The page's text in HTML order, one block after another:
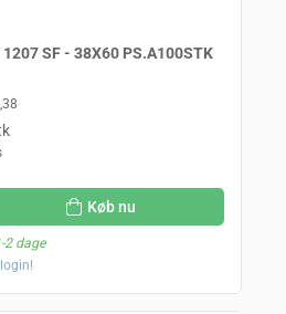
1207 SF - 38X60 PS.A100STK
Køb nu
2 dage